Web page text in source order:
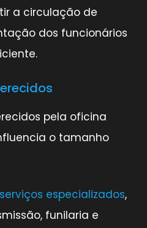
a circulação de
dos funcionários
pela oficina
o tamanho
serviços especializados,
funilaria e